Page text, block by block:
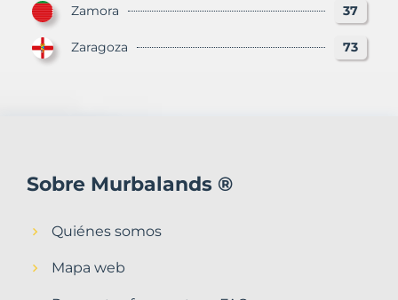
Zamora 37
Zaragoza 73
Sobre Murbalands ®
Quiénes somos
Mapa web